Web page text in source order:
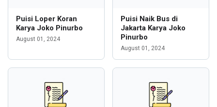
Puisi Loper Koran
Karya Joko Pinurbo
August 01, 2024
Puisi Naik Bus di
Jakarta Karya Joko
Pinurbo
August 01, 2024